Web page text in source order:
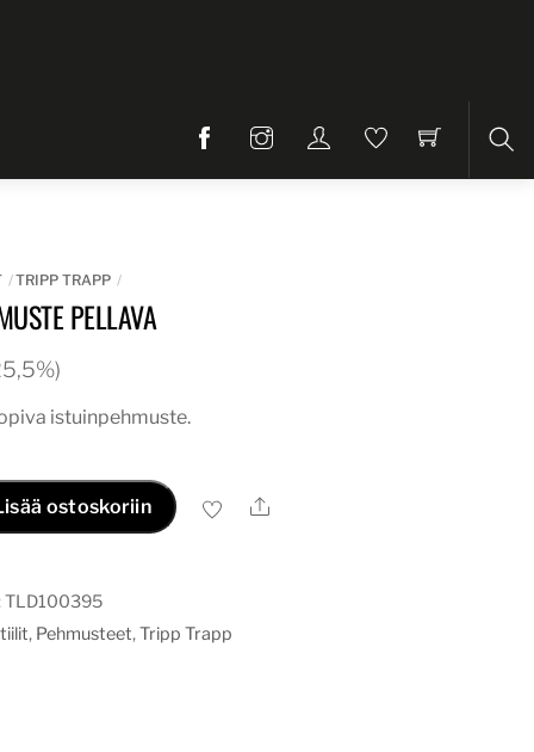
TRIPP TRAPP
PELLAVA
istuinpehmuste.
ostoskoriin Ale
TLD100395
, Pehmusteet,Tripp Trapp